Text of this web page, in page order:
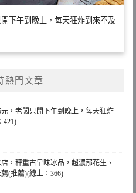
下午到晚上，每天狂炸到來不及
熱門文章
，老闆只開下午到晚上，每天狂炸
421)
店，秤重古早味冰品，超濃郁花生、
(推薦)(線上：366)